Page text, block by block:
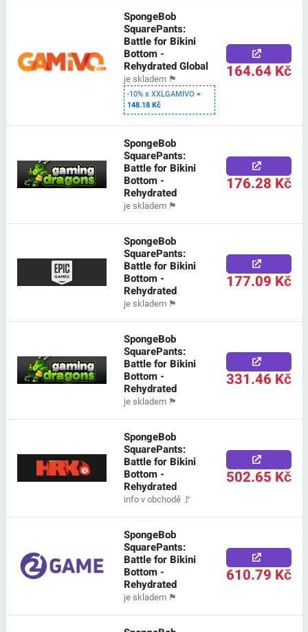
SpongeBob
SquarePants:
Battle for Bikini
Bottom -
Rehydrated Global
je skladem 🏴
-10% s XXLGAMIVO =
148.18 Kč
164.64 Kč
SpongeBob
SquarePants:
Battle for Bikini
Bottom -
Rehydrated
je skladem 🏴
176.28 Kč
SpongeBob
SquarePants:
Battle for Bikini
Bottom -
Rehydrated
je skladem 🏴
177.09 Kč
SpongeBob
SquarePants:
Battle for Bikini
Bottom -
Rehydrated
je skladem 🏴
331.46 Kč
SpongeBob
SquarePants:
Battle for Bikini
Bottom -
Rehydrated
info v obchodě 🚩
502.65 Kč
SpongeBob
SquarePants:
Battle for Bikini
Bottom -
Rehydrated
je skladem 🏴
610.79 Kč